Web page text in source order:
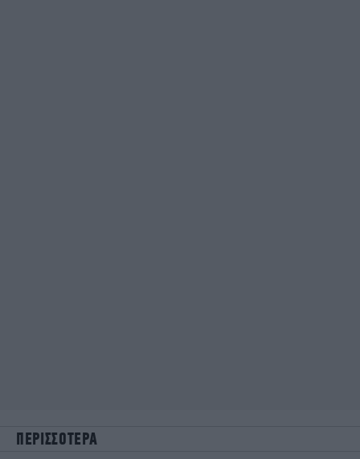
ΠΕΡΙΣΣΟΤΕΡΑ